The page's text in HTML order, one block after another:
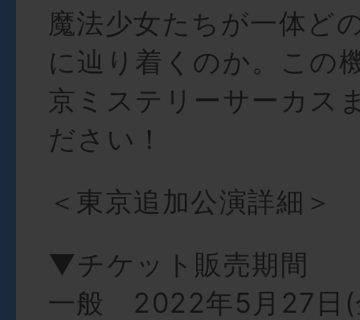
魔法少女たちが一体ど
に辿り着くのか。この
京ミステリーサーカス
ださい！
＜東京追加公演詳細＞
▼チケット販売期間
一般 2022年5月27日(